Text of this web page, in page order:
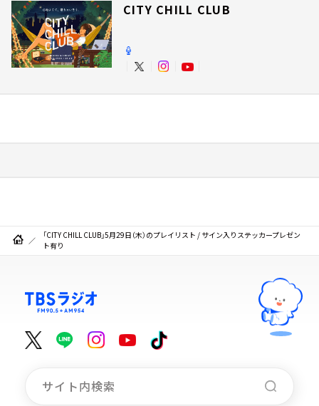
CITY CHILL CLUB
「CITY CHILL CLUB」5月29日（木）のプレイリスト / サイン入りステッカープレゼン
ト有り